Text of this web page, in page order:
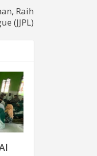
Raih
(JJPL)